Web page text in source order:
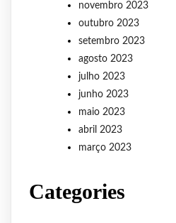
novembro 2023
outubro 2023
setembro 2023
agosto 2023
julho 2023
junho 2023
maio 2023
abril 2023
março 2023
Categories